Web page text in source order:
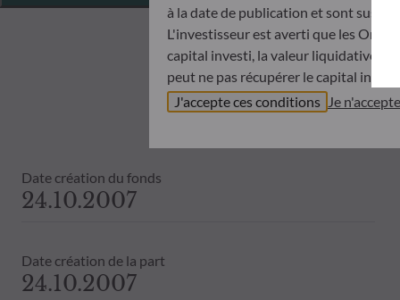
Date création du fonds
24.10.2007
Date création de la part
24.10.2007
à la date de publication et sont
L'investisseur est averti que les
capital investi, la valeur liquidative
peut ne pas récupérer le capital
Avant de souscrire dans un OPC,
objectifs d’investissement, de son
ODDO BHF AM ne saurait
Le traitement fiscal lié à
J'accepte ces conditions Je